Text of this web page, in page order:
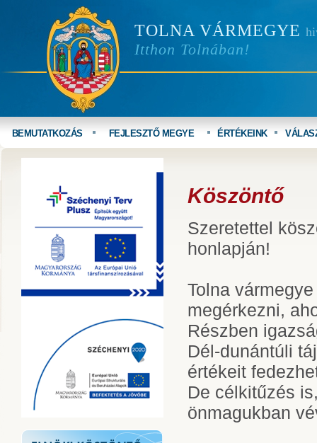
TOLNA VÁRMEGYE
Itthon Tolnában!
BEMUTATKOZÁS FEJLESZTŐ MEGYE ÉRTÉKEINK
Köszöntő
Szeretettel
honlapján!
Tolna
megérkezni,
Részben
Dél-dunántúli
értékeit
De célkitűzés
önmagukban